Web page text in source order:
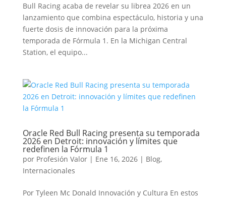
Bull Racing acaba de revelar su librea 2026 en un
lanzamiento que combina espectáculo, historia y una
fuerte dosis de innovación para la próxima
temporada de Fórmula 1. En la Michigan Central
Station, el equipo...
Oracle Red Bull Racing presenta su temporada
2026 en Detroit: innovación y límites que
redefinen la Fórmula 1
por Profesión Valor| Ene 16, 2026| Blog,
Internacionales
Por Tyleen Mc Donald Innovación y Cultura En estos